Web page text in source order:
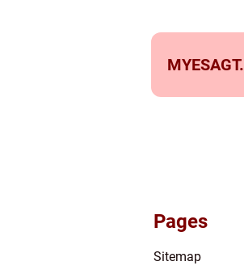
MYESAGT.
Pages
Sitemap